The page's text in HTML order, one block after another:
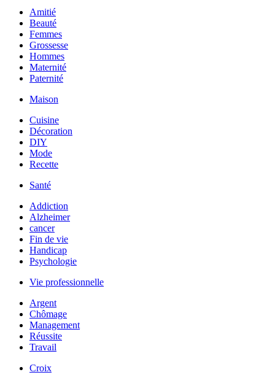
Amitié
Beauté
Femmes
Grossesse
Hommes
Maternité
Paternité
Maison
Cuisine
Décoration
DIY
Mode
Recette
Santé
Addiction
Alzheimer
cancer
Fin de vie
Handicap
Psychologie
Vie professionnelle
Argent
Chômage
Management
Réussite
Travail
Croix